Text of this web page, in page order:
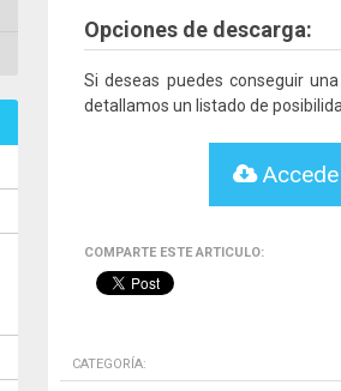
Opciones de descarga:
Si deseas puedes conseguir
detallamos un listado de
Accede
COMPARTE ESTE ARTICULO:
CATEGORÍA: